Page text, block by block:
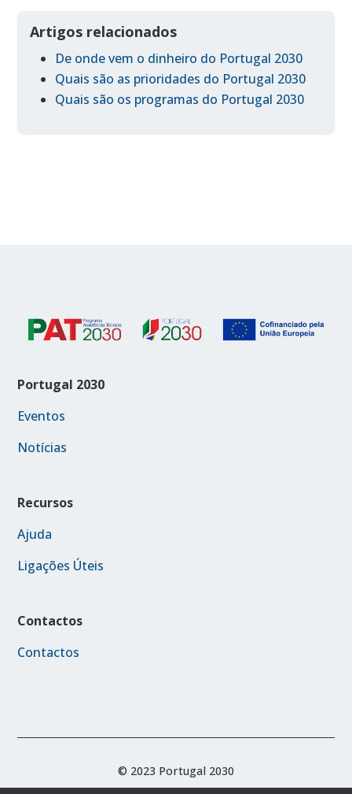
Artigos relacionados
De onde vem o dinheiro do Portugal 2030
Quais são as prioridades do Portugal 2030
Quais são os programas do Portugal 2030
Portugal 2030
Eventos
Notícias
Recursos
Ajuda
Ligações Úteis
Contactos
Contactos
© 2023 Portugal 2030